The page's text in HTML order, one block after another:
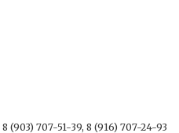
8 (903) 707-51-39, 8 (916) 707-24-93